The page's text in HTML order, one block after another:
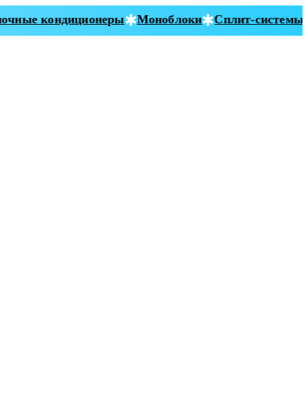
кондиционеры Моноблоки Сплит-системы